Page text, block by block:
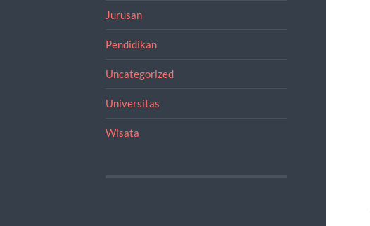
Jurusan
Pendidikan
Uncategorized
Universitas
Wisata